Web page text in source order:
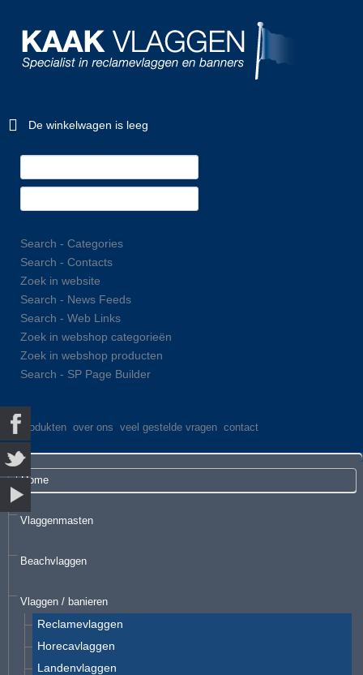
De winkelwagen is leeg
Search - Categories
Search - Contacts
Zoek in website
Search - News Feeds
Search - Web Links
Zoek in webshop categorieën
Zoek in webshop producten
Search - SP Page Builder
produkten over ons veel gestelde vragen contact
Home
Vlaggenmasten
Beachvlaggen
Vlaggen / banieren
Reclamevlaggen
Horecavlaggen
Landenvlaggen